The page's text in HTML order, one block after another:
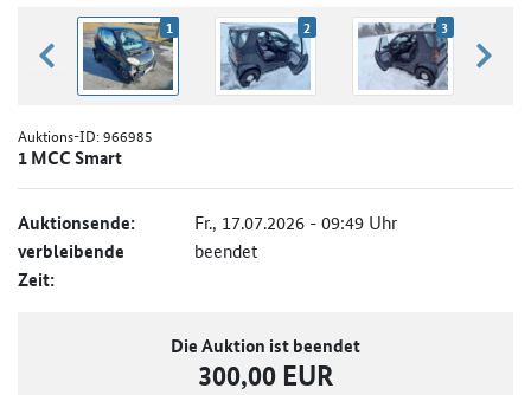
zurück blättern
1 2 3
Auktions-ID:966985
1 MCC Smart
Auktionsende: Fr., 17.07.2026 - 09:49 Uhr
verbleibende
Zeit:
beendet
Die Auktion ist beendet
300,00 EUR